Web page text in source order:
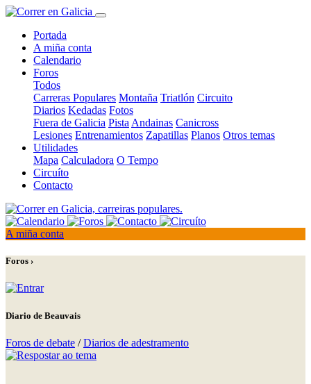
Portada
A miña conta
Calendario
Foros
Todos
Carreras Populares Montaña Triatlón Circuito
Diarios Kedadas Fotos
Fuera de Galicia Pista Andainas Canicross
Lesiones Entrenamientos Zapatillas Planos Otros temas
Utilidades
Mapa Calculadora O Tempo
Circuíto
Contacto
A miña conta
Foros ›
Diario de Beauvais
Foros de debate /Diarios de adestramento